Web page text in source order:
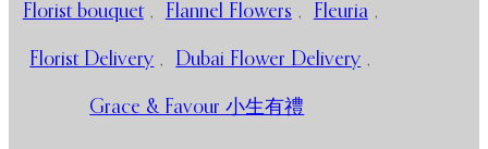
Florist bouquet , Flannel Flowers , Fleuria ,
Florist Delivery , Dubai Flower Delivery ,
Grace & Favour 小生有禮